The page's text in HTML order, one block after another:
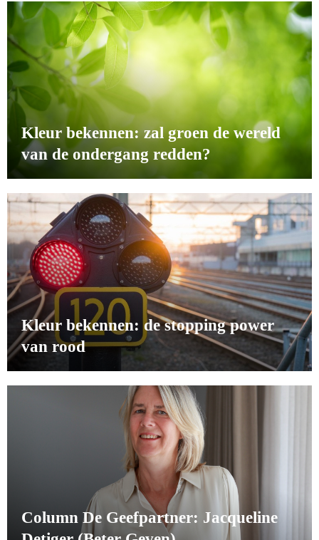
Kleur bekennen: zal groen de wereld
van de ondergang redden?
Kleur bekennen: de stopping power
van rood
Column De Geefpartner: Jacqueline